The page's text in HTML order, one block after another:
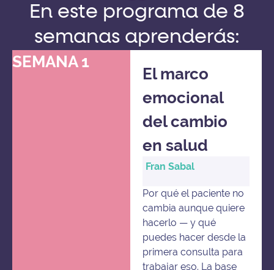
En este programa de 8
semanas aprenderás:
SEMANA 1
El marco
emocional
del cambio
en salud
Fran Sabal
Por qué el paciente no
cambia aunque quiere
hacerlo — y qué
puedes hacer desde la
primera consulta para
trabajar eso. La base